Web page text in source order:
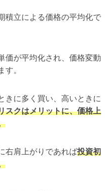
積立による価格の平均化で
価が平均化され、価格変動
す。
きに多く買い、高いときに
スクはメリットに、価格上
右肩上がりであれば投資初